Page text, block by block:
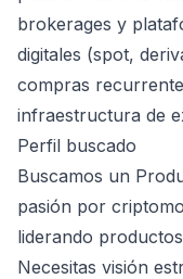
brokerages y
digitales (spot,
compras
infraestructura de
Perfil buscado
Buscamos un
pasión por
liderando
Necesitas visión